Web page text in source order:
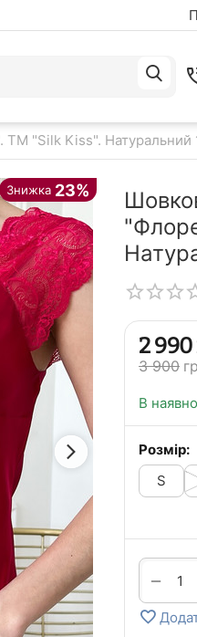
"Silk Kiss".
‍2 990‍
‍3 900‍
В
Розмір:
S
−